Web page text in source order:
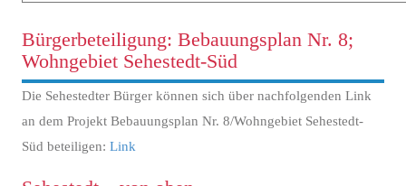
Bürgerbeteiligung: Bebauungsplan Nr. 8;
Wohngebiet Sehestedt-Süd
Die Sehestedter Bürger können sich über nachfolgenden Link
an dem Projekt Bebauungsplan Nr. 8/Wohngebiet Sehestedt-
Süd beteiligen: Link